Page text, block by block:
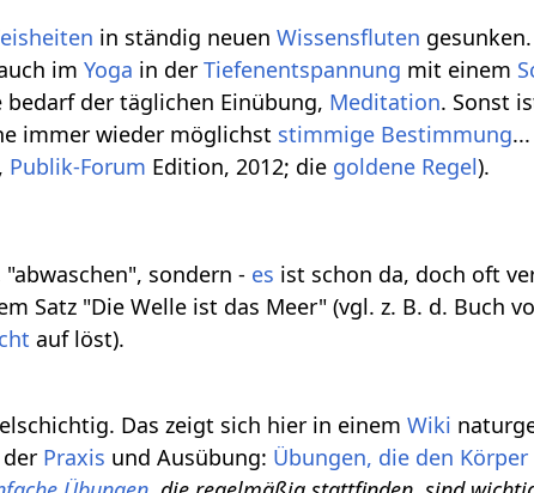
in ständig neuenWissensfluten
imYoga in derTiefenentspannung mit einem
bedarf der täglichen Einübung, Meditation. Sonst
immer wieder möglichst stimmige Bestimmung
Publik-Forum Edition, 2012; die goldene Regel).
sondern - es ist schon da, doch oft
Satz "Die Welle ist das Meer" (vgl. z. B. d. Buch
auf löst).
Das zeigt sich hier in einemWiki
Praxis und Ausübung: Übungen, die den